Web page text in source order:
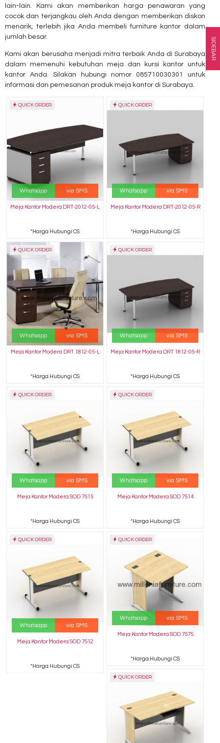
lain-lain. Kami akan memberikan harga penawaran yang
cocok dan terjangkau oleh Anda dengan memberikan diskon
menarik, terlebih jika Anda membeli furniture kantor dalam
jumlah besar.
Kami akan berusaha menjadi mitra terbaik Anda di Surabaya
dalam memenuhi kebutuhan meja dan kursi kantor untuk
kantor Anda. Silakan hubungi nomor 085710030301 untuk
informasi dan pemesanan produk meja kantor di Surabaya.
QUICK ORDER
Whatsapp via SMS
Meja Kantor Modera DRT-2012-05-L
*Harga Hubungi CS
QUICK ORDER
Whatsapp via SMS
Meja Kantor Modera DRT-2012-05-R
*Harga Hubungi CS
QUICK ORDER
Whatsapp via SMS
Meja Kantor Modera DRT 1812-05-L
*Harga Hubungi CS
QUICK ORDER
Whatsapp via SMS
Meja Kantor Modera DRT 1812-05-R
*Harga Hubungi CS
QUICK ORDER
Whatsapp via SMS
Meja Kantor Modera SOD 7515
*Harga Hubungi CS
QUICK ORDER
Whatsapp via SMS
Meja Kantor Modera SOD 7514
*Harga Hubungi CS
QUICK ORDER
Whatsapp via SMS
Meja Kantor Modera SOD 7512
*Harga Hubungi CS
QUICK ORDER
Whatsapp via SMS
Meja Kantor Modera SOD 7575
*Harga Hubungi CS
QUICK ORDER
SIDEBAR